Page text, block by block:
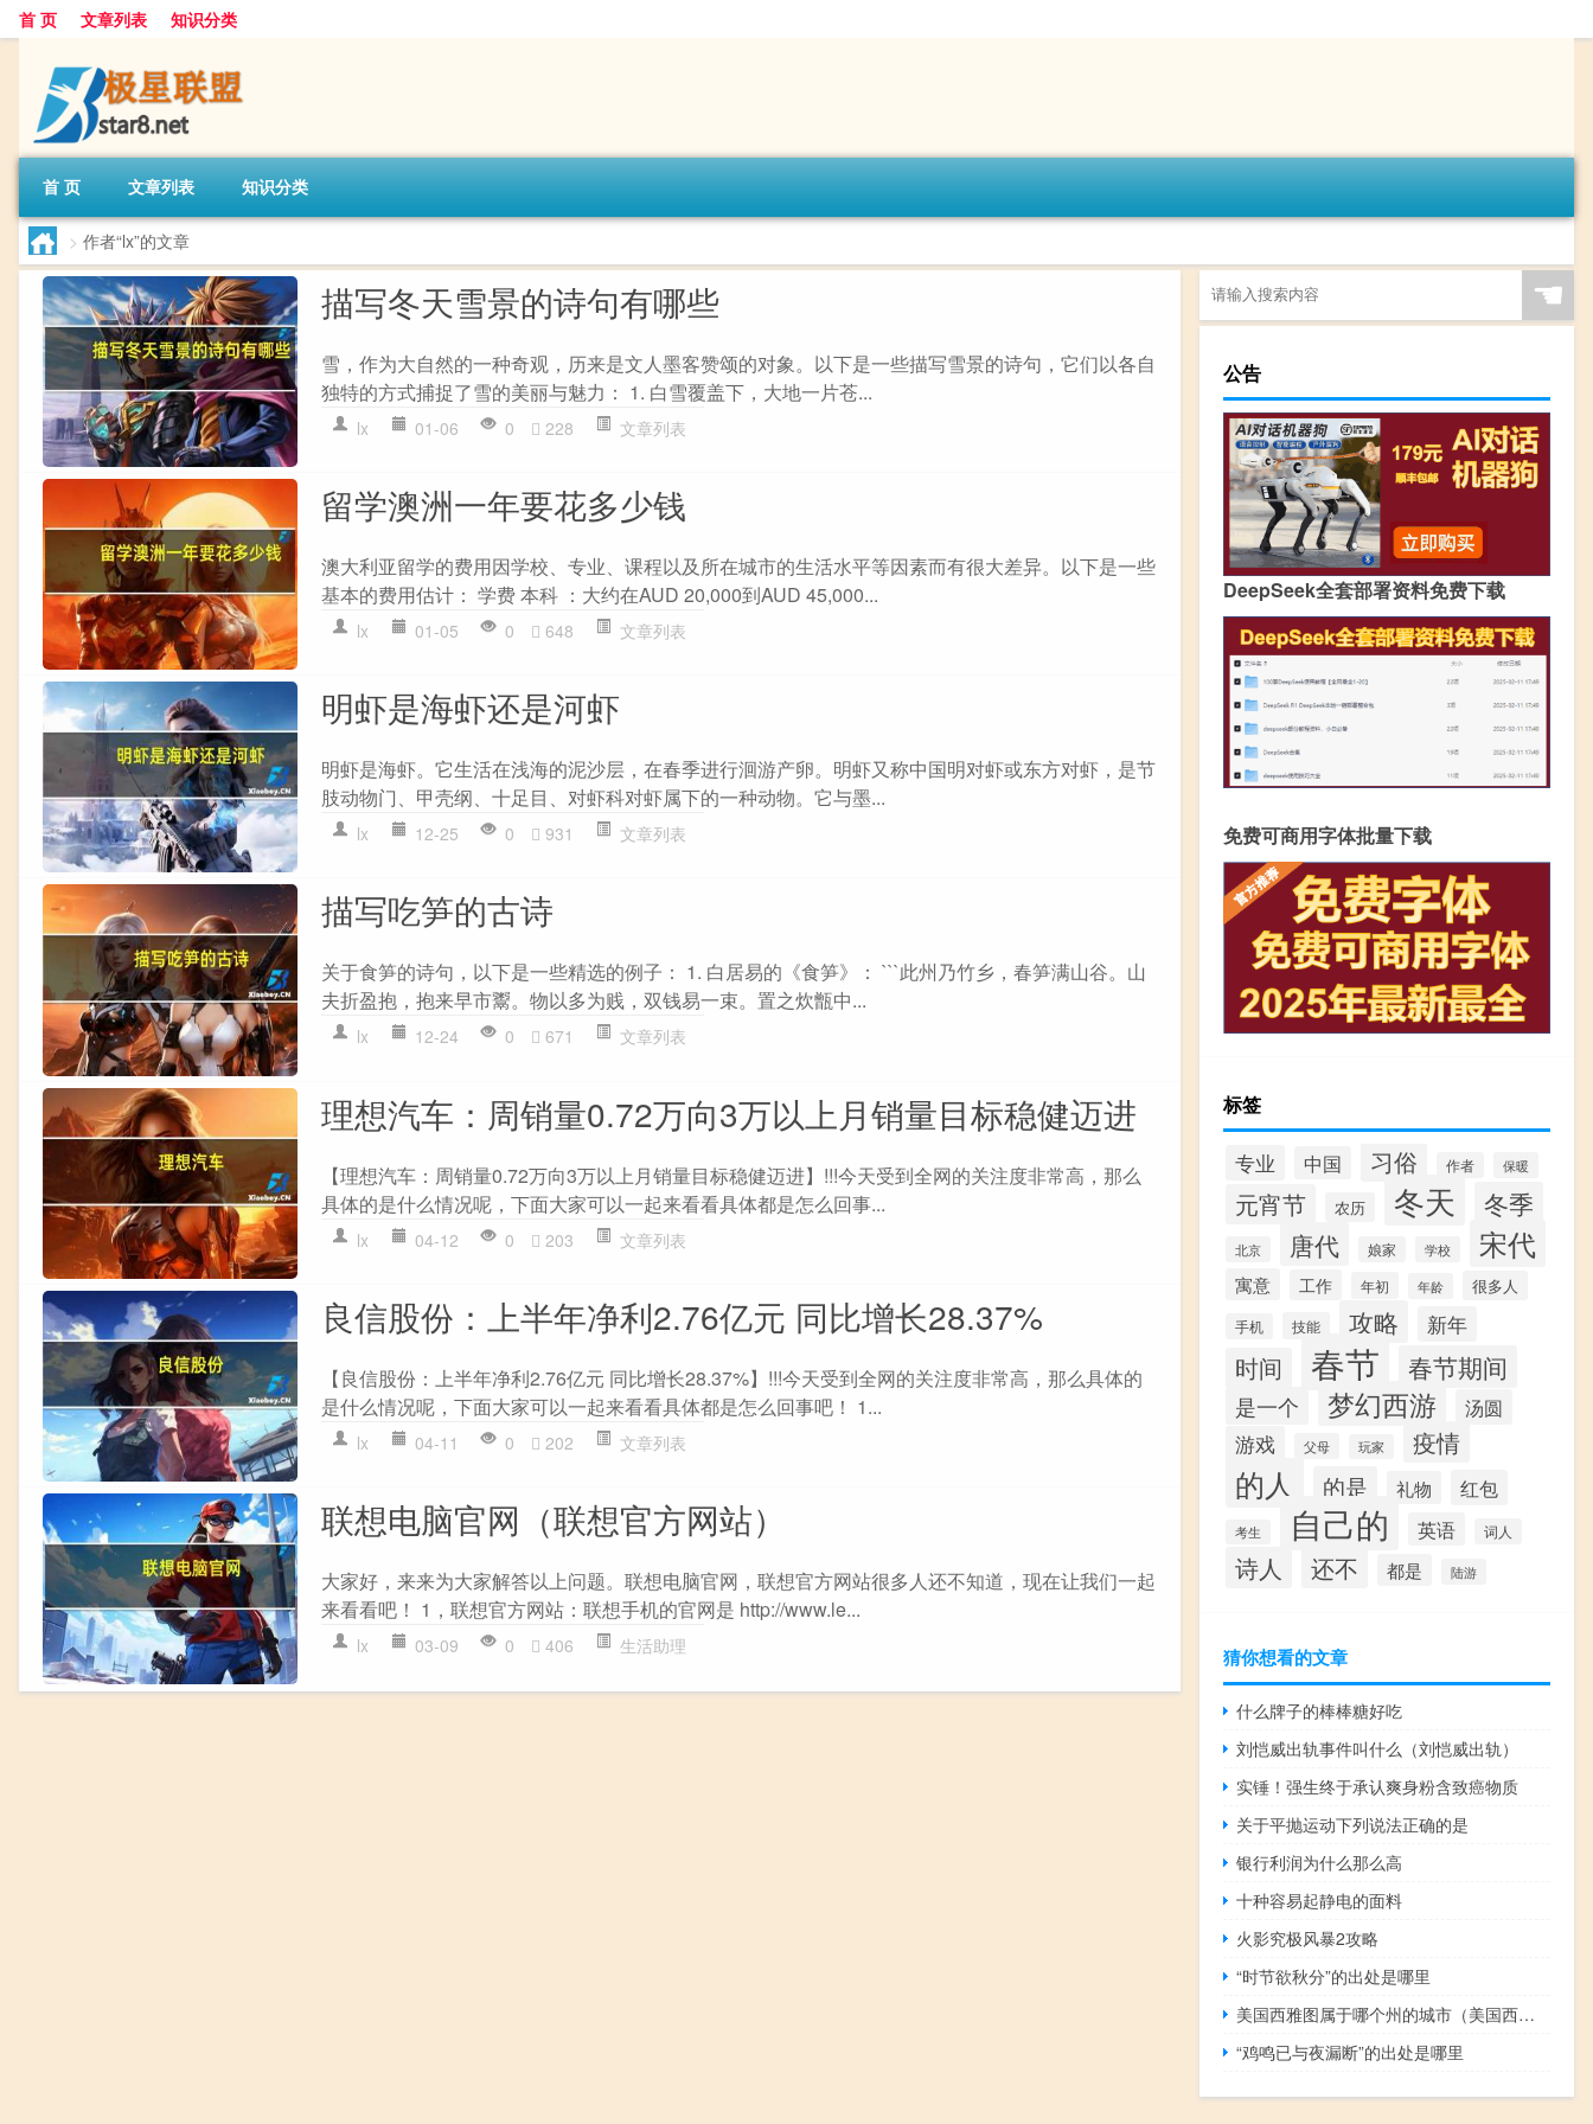
首 页 文章列表 知识分类
首 页 文章列表 知识分类
> 作者“lx”的文章
描写冬天雪景的诗句有哪些
雪，作为大自然的一种奇观，历来是文人墨客赞颂的对象。以下是一些描写雪景的诗句，它们以各自
独特的方式捕捉了雪的美丽与魅力： 1. 白雪覆盖下，大地一片苍...
lx 01-06 0 228 文章列表
留学澳洲一年要花多少钱
澳大利亚留学的费用因学校、专业、课程以及所在城市的生活水平等因素而有很大差异。以下是一些
基本的费用估计： 学费 本科 ：大约在AUD 20,000到AUD 45,000...
lx 01-05 0 648 文章列表
明虾是海虾还是河虾
明虾是海虾。它生活在浅海的泥沙层，在春季进行洄游产卵。明虾又称中国明对虾或东方对虾，是节
肢动物门、甲壳纲、十足目、对虾科对虾属下的一种动物。它与墨...
lx 12-25 0 931 文章列表
描写吃笋的古诗
关于食笋的诗句，以下是一些精选的例子： 1. 白居易的《食笋》： ```此州乃竹乡，春笋满山谷。山
夫折盈抱，抱来早市鬻。物以多为贱，双钱易一束。置之炊甑中...
lx 12-24 0 671 文章列表
理想汽车：周销量0.72万向3万以上月销量目标稳健迈进
【理想汽车：周销量0.72万向3万以上月销量目标稳健迈进】!!!今天受到全网的关注度非常高，那么
具体的是什么情况呢，下面大家可以一起来看看具体都是怎么回事...
lx 04-12 0 203 文章列表
良信股份：上半年净利2.76亿元 同比增长28.37%
【良信股份：上半年净利2.76亿元 同比增长28.37%】!!!今天受到全网的关注度非常高，那么具体的
是什么情况呢，下面大家可以一起来看看具体都是怎么回事吧！ 1...
lx 04-11 0 202 文章列表
联想电脑官网（联想官方网站）
大家好，来来为大家解答以上问题。联想电脑官网，联想官方网站很多人还不知道，现在让我们一起
来看看吧！ 1，联想官方网站：联想手机的官网是 http://www.le...
lx 03-09 0 406 生活助理
☚
公告
DeepSeek全套部署资料免费下载
免费可商用字体批量下载
标签
专业 中国 习俗 作者 保暖
元宵节 农历 冬天 冬季
北京 唐代 娘家 学校 宋代
寓意 工作 年初 年龄 很多人
手机 技能 攻略 新年
时间 春节 春节期间
是一个 梦幻西游
汤圆
游戏
父母 玩家 疫情
的人 的是 礼物 红包
考生 自己的 英语 词人
诗人 还不 都是 陆游
猜你想看的文章
什么牌子的棒棒糖好吃
刘恺威出轨事件叫什么（刘恺威出轨）
实锤！强生终于承认爽身粉含致癌物质
关于平抛运动下列说法正确的是
银行利润为什么那么高
十种容易起静电的面料
火影究极风暴2攻略
“时节欲秋分”的出处是哪里
美国西雅图属于哪个州的城市（美国西雅图属于哪个州）
“鸡鸣已与夜漏断”的出处是哪里